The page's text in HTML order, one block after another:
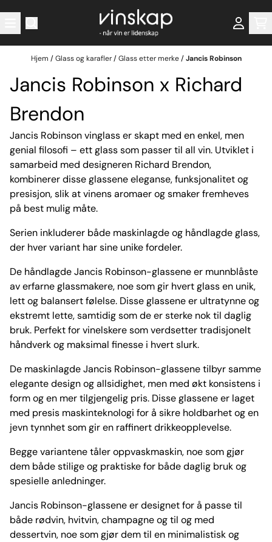
Hopp til innhold
Hjem /Glass og karafler/Glass etter merke/Jancis Robinson
Jancis Robinson x Richard
Brendon
Jancis Robinson vinglass er skapt med en enkel, men
genial filosofi – ett glass som passer til all vin. Utviklet i
samarbeid med designeren Richard Brendon,
kombinerer disse glassene eleganse, funksjonalitet og
presisjon, slik at vinens aromaer og smaker fremheves
på best mulig måte.
Serien inkluderer både maskinlagde og håndlagde glass,
der hver variant har sine unike fordeler.
De håndlagde Jancis Robinson-glassene er munnblåste
av erfarne glassmakere, noe som gir hvert glass en unik,
lett og balansert følelse. Disse glassene er ultratynne og
ekstremt lette, samtidig som de er sterke nok til daglig
bruk. Perfekt for vinelskere som verdsetter tradisjonelt
håndverk og maksimal finesse i hvert slurk.
De maskinlagde Jancis Robinson-glassene tilbyr samme
elegante design og allsidighet, men med økt konsistens i
form og en mer tilgjengelig pris. Disse glassene er laget
med presis maskinteknologi for å sikre holdbarhet og en
jevn tynnhet som gir en raffinert drikkeopplevelse.
Begge variantene tåler oppvaskmaskin, noe som gjør
dem både stilige og praktiske for både daglig bruk og
spesielle anledninger.
Jancis Robinson-glassene er designet for å passe til
både rødvin, hvitvin, champagne og til og med
dessertvin, noe som gjør dem til en minimalistisk og